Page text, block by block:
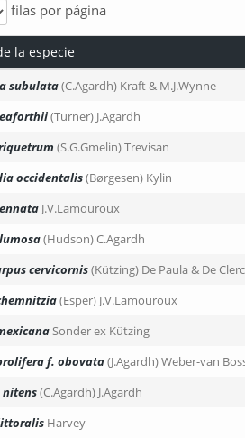
filas por página
la especie
subulata(C.Agardh) Kraft & M.J.Wynne
(Turner) J.Agardh
(S.G.Gmelin) Trevisan
occidentalis(Børgesen) Kylin
J.V.Lamouroux
(Hudson) C.Agardh
cervicornis(Kützing) De Paula & De
(Esper) J.V.Lamouroux
Sonder ex Kützing
f. obovata(J.Agardh) Weber-van
nitens(C.Agardh) J.Agardh
Harvey